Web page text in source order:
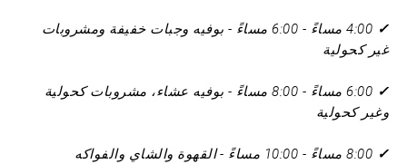
✓
4:00 مساءً - 6:00 مساءً - بوفيه وجبات خفيفة ومشروبات
غير كحولية
✓
6:00 مساءً - 8:00 مساءً - بوفيه عشاء، مشروبات كحولية
وغير كحولية
✓
8:00 مساءً - 10:00 مساءً - القهوة والشاي والفواكه